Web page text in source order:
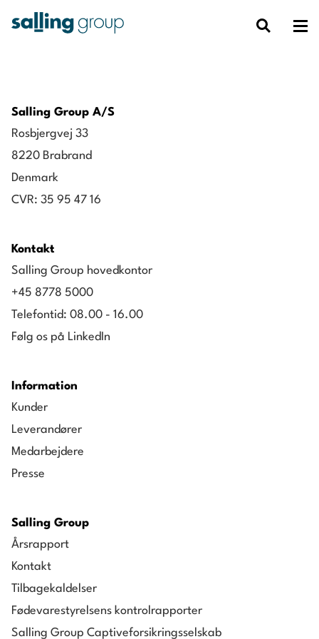
Salling Group A/S
Rosbjergvej 33
8220 Brabrand
Denmark
CVR: 35 95 47 16
Kontakt
Salling Group hovedkontor
+45 8778 5000
Telefontid: 08.00 - 16.00
Følg os på LinkedIn
Information
Kunder
Leverandører
Medarbejdere
Presse
Salling Group
Årsrapport
Kontakt
Tilbagekaldelser
Fødevarestyrelsens kontrolrapporter
Salling Group Captiveforsikringsselskab